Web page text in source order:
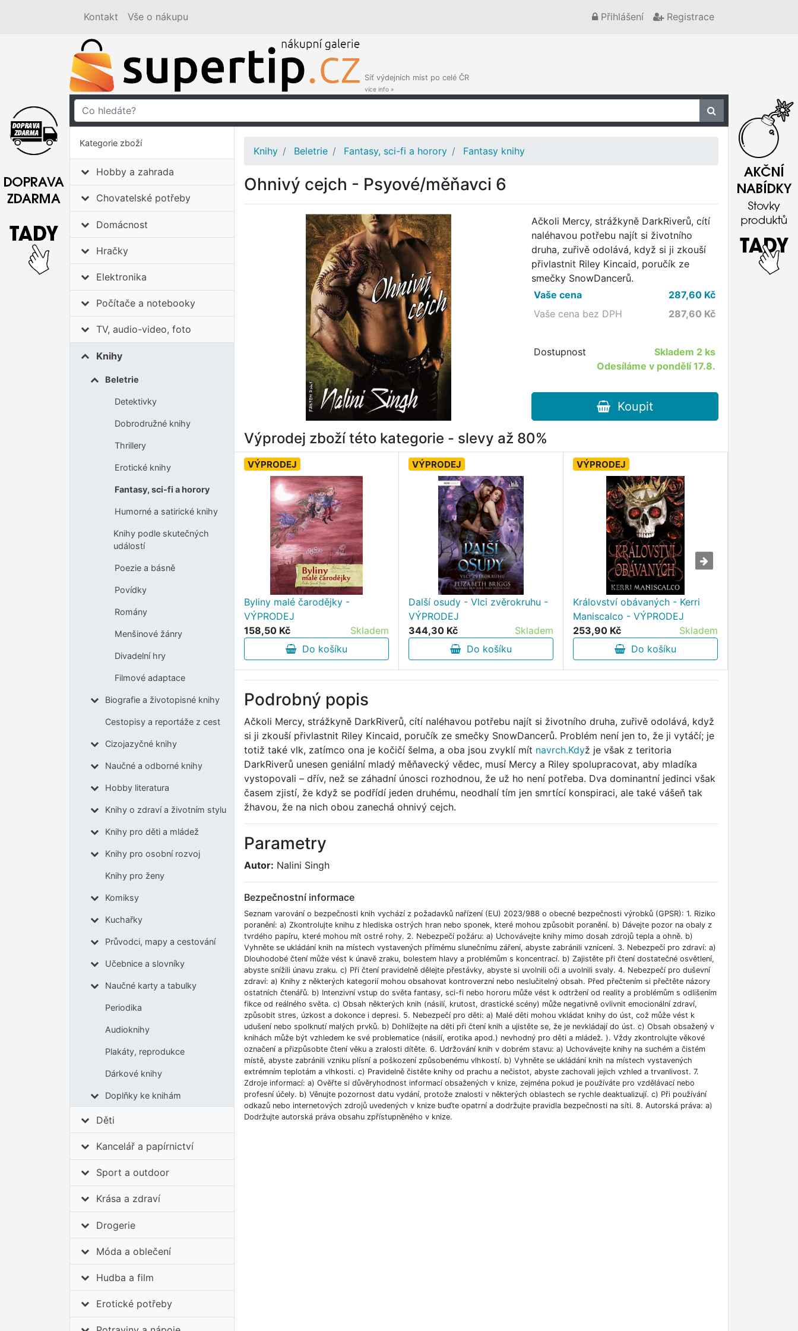
Kontakt Vše o nákupu Přihlášení Registrace
Síť výdejních míst po celé ČR
více info »
Kategorie zboží
Hobby a zahrada
Chovatelské potřeby
Domácnost
Hračky
Elektronika
Počítače a notebooky
TV, audio-video, foto
Knihy
Beletrie
Detektivky
Dobrodružné knihy
Thrillery
Erotické knihy
Fantasy, sci-fi a horory
Humorné a satirické knihy
Knihy podle skutečných
událostí
Poezie a básně
Povídky
Romány
Menšinové žánry
Divadelní hry
Filmové adaptace
Biografie a životopisné knihy
Cestopisy a reportáže z cest
Cizojazyčné knihy
Naučné a odborné knihy
Hobby literatura
Knihy o zdraví a životním stylu
Knihy pro děti a mládež
Knihy pro osobní rozvoj
Knihy pro ženy
Komiksy
Kuchařky
Průvodci, mapy a cestování
Učebnice a slovníky
Naučné karty a tabulky
Periodika
Audioknihy
Plakáty, reprodukce
Dárkové knihy
Doplňky ke knihám
Děti
Kancelář a papírnictví
Sport a outdoor
Krása a zdraví
Drogerie
Móda a oblečení
Hudba a film
Erotické potřeby
Knihy Beletrie Fantasy, sci-fi a horory Fantasy knihy
Ohnivý cejch - Psyové/měňavci 6
Ačkoli Mercy, strážkyně DarkRiverů, cítí
naléhavou potřebu najít si životního
druha, zuřivě odolává, když si ji zkouší
přivlastnit Riley Kincaid, poručík ze
smečky SnowDancerů.
Vaše cena
287,60Kč
Vaše cena bez DPH
287,60 Kč
Dostupnost Skladem 2 ks
Odesíláme v pondělí 17.8.
Koupit
Výprodej zboží této kategorie - slevy až 80%
VÝPRODEJ
Byliny malé čarodějky -
VÝPRODEJ
158,50 Kč
Skladem
Do košíku
VÝPRODEJ
Další osudy - Vlci zvěrokruhu -
VÝPRODEJ
344,30 Kč
Skladem
Do košíku
VÝPRODEJ
Království obávaných - Kerri
Maniscalco - VÝPRODEJ
253,90 Kč
Skladem
Do košíku
Podrobný popis
Ačkoli Mercy, strážkyně DarkRiverů, cítí naléhavou potřebu najít si životního druha, zuřivě odolává, když
si ji zkouší přivlastnit Riley Kincaid, poručík ze smečky SnowDancerů. Problém není jen to, že ji vytáčí; je
totiž také vlk, zatímco ona je kočičí šelma, a oba jsou zvyklí mít navrch.Když je však z teritoria
DarkRiverů unesen geniální mladý měňavecký vědec, musí Mercy a Riley spolupracovat, aby mladíka
vystopovali – dřív, než se záhadní únosci rozhodnou, že už ho není potřeba. Dva dominantní jedinci však
časem zjistí, že když se podřídí jeden druhému, neodhalí tím jen smrtící konspiraci, ale také vášeň tak
žhavou, že na nich obou zanechá ohnivý cejch.
Parametry
Autor: Nalini Singh
Bezpečnostní informace
Seznam varování o bezpečnosti knih vychází z požadavků nařízení (EU) 2023/988 o obecné bezpečnosti výrobků (GPSR): 1. Riziko
poranění: a) Zkontrolujte knihu z hlediska ostrých hran nebo sponek, které mohou způsobit poranění. b) Dávejte pozor na obaly z
tvrdého papíru, které mohou mít ostré rohy. 2. Nebezpečí požáru: a) Uchovávejte knihy mimo dosah zdrojů tepla a ohně. b)
Vyhněte se ukládání knih na místech vystavených přímému slunečnímu záření, abyste zabránili vznícení. 3. Nebezpečí pro zdraví: a)
Dlouhodobé čtení může vést k únavě zraku, bolestem hlavy a problémům s koncentrací. b) Zajistěte při čtení dostatečné osvětlení,
abyste snížili únavu zraku. c) Při čtení pravidelně dělejte přestávky, abyste si uvolnili oči a uvolnili svaly. 4. Nebezpečí pro duševní
zdraví: a) Knihy z některých kategorií mohou obsahovat kontroverzní nebo neslučitelný obsah. Před přečtením si přečtěte názory
ostatních čtenářů. b) Intenzivní vstup do světa fantasy, sci-fi nebo hororu může vést k odtržení od reality a problémům s odlišením
fikce od reálného světa. c) Obsah některých knih (násilí, krutost, drastické scény) může negativně ovlivnit emocionální zdraví,
způsobit stres, úzkost a dokonce i depresi. 5. Nebezpečí pro děti: a) Malé děti mohou vkládat knihy do úst, což může vést k
udušení nebo spolknutí malých prvků. b) Dohlížejte na děti při čtení knih a ujistěte se, že je nevkládají do úst. c) Obsah obsažený v
knihách může být vzhledem ke své problematice (násilí, erotika apod.) nevhodný pro děti a mládež. ). Vždy zkontrolujte věkové
označení a přizpůsobte čtení věku a zralosti dítěte. 6. Udržování knih v dobrém stavu: a) Uchovávejte knihy na suchém a čistém
místě, abyste zabránili vzniku plísní a poškození způsobenému vlhkostí. b) Vyhněte se ukládání knih na místech vystavených
extrémním teplotám a vlhkosti. c) Pravidelně čistěte knihy od prachu a nečistot, abyste zachovali jejich vzhled a trvanlivost. 7.
Zdroje informací: a) Ověřte si důvěryhodnost informací obsažených v knize, zejména pokud je používáte pro vzdělávací nebo
profesní účely. b) Věnujte pozornost datu vydání, protože znalosti v některých oblastech se rychle deaktualizují. c) Při používání
odkazů nebo internetových zdrojů uvedených v knize buďte opatrní a dodržujte pravidla bezpečnosti na síti. 8. Autorská práva: a)
Dodržujte autorská práva obsahu zpřístupněného v knize.